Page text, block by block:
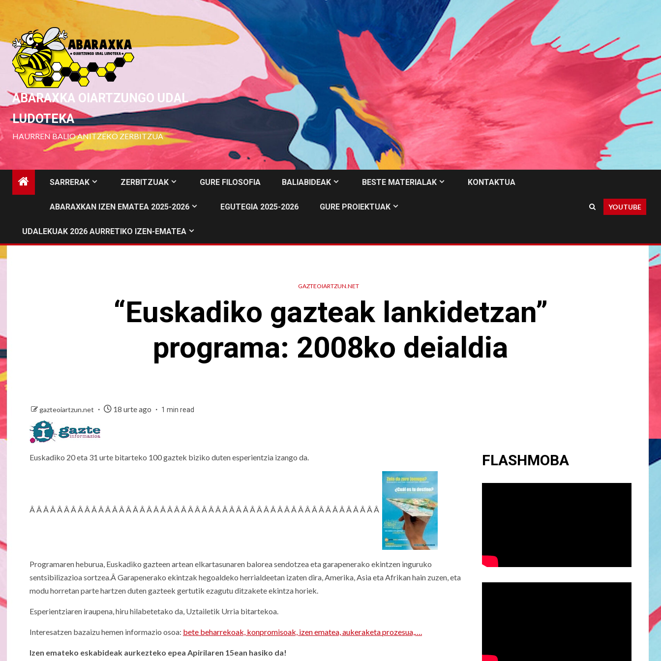
to
content
ABARAXKA OIARTZUNGO UDAL
LUDOTEKA
HAURREN BALIO ANITZEKO ZERBITZUA
SARRERAK ZERBITZUAK GURE FILOSOFIA BALIABIDEAK BESTE MATERIALAK KONTAKTUA
ABARAXKAN IZEN EMATEA 2025-2026 EGUTEGIA 2025-2026 GURE PROIEKTUAK
UDALEKUAK 2026 AURRETIKO IZEN-EMATEA
YOUTUBE
GAZTEOIARTZUN.NET
“Euskadiko gazteak lankidetzan”
programa: 2008ko deialdia
gazteoiartzun.net 18 urte ago 1 min read
Euskadiko 20 eta 31 urte bitarteko 100 gaztek biziko duten esperientzia izango da.
Â Â Â Â Â Â Â Â Â Â Â Â Â Â Â Â Â Â Â Â Â Â Â Â Â Â Â Â Â Â Â Â Â Â Â Â Â Â Â Â Â Â Â Â Â Â Â Â Â Â Â
Programaren heburua, Euskadiko gazteen artean elkartasunaren balorea sendotzea eta garapenerako ekintzen inguruko
sentsibilizazioa sortzea.Â Garapenerako ekintzak hegoaldeko herrialdeetan izaten dira, Amerika, Asia eta Afrikan hain zuzen, eta
modu horretan parte hartzen duten gazteek gertutik ezagutu ditzakete ekintza horiek.
Esperientziaren iraupena, hiru hilabetetako da, Uztailetik Urria bitartekoa.
Interesatzen bazaizu hemen informazio osoa: bete beharrekoak, konpromisoak, izen ematea, aukeraketa prozesua,….
Izen emateko eskabideak aurkezteko epea Apirilaren 15ean hasiko da!
FLASHMOBA